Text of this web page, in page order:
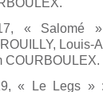
« Salomé »
Louis-
COURBOULEX.
« Le Legs » :